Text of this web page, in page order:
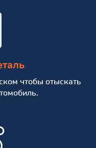
чтобы отыскать